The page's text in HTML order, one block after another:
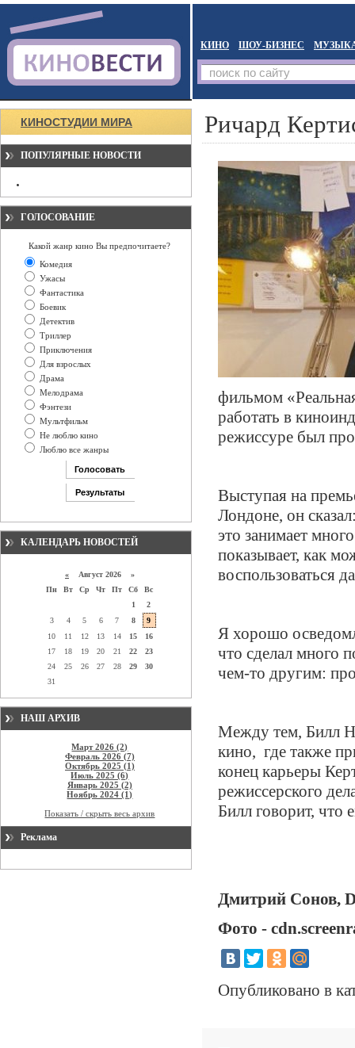
КИНО ШОУ-БИЗНЕС
КИНОСТУДИИ МИРА
ПОПУЛЯРНЫЕ НОВОСТИ
ГОЛОСОВАНИЕ
Какой жанр кино Вы предпочитаете?
Комедия
Ужасы
Фантастика
Боевик
Детектив
Триллер
Приключения
Для взрослых
Драма
Мелодрама
Фэнтези
Мультфильм
Не люблю кино
Люблю все жанры
КАЛЕНДАРЬ НОВОСТЕЙ
« Август 2026 »
Пн
Вт Ср Чт Пт Сб
Вс
1
2
3
4 5 6 7 8
9
10
11 12 13 14 15
16
17
18 19 20 21 22
23
24
25 26 27 28 29
30
31
НАШ АРХИВ
Март 2026 (2)
Февраль 2026 (7)
Октябрь 2025 (1)
Июль 2025 (6)
Январь 2025 (2)
Ноябрь 2024 (1)
Показать / скрыть весь архив
Реклама
Ричард
фильмом
работать в
режиссуре был
Выступая на
Лондоне, он
это занимает
показывает, как
воспользоваться
Я хорошо
что сделал много
чем-то другим:
Между тем, Билл
кино, где также
конец карьеры
режиссерского
Билл говорит, что
Дмитрий Сонов,
Фото -
Опубликовано в